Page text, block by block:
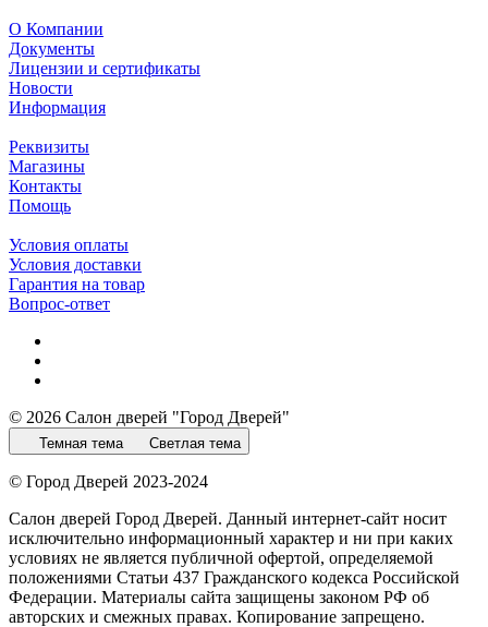
О Компании
Документы
Лицензии и сертификаты
Новости
Информация
Реквизиты
Магазины
Контакты
Помощь
Условия оплаты
Условия доставки
Гарантия на товар
Вопрос-ответ
© 2026 Салон дверей "Город Дверей"
Темная тема Светлая тема
© Город Дверей 2023-2024
Салон дверей Город Дверей. Данный интернет-сайт носит
исключительно информационный характер и ни при каких
условиях не является публичной офертой, определяемой
положениями Статьи 437 Гражданского кодекса Российской
Федерации. Материалы сайта защищены законом РФ об
авторских и смежных правах. Копирование запрещено.